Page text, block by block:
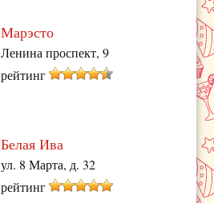
Марэсто
Ленина проспект, 9
рейтинг
Белая Ива
ул. 8 Марта, д. 32
рейтинг